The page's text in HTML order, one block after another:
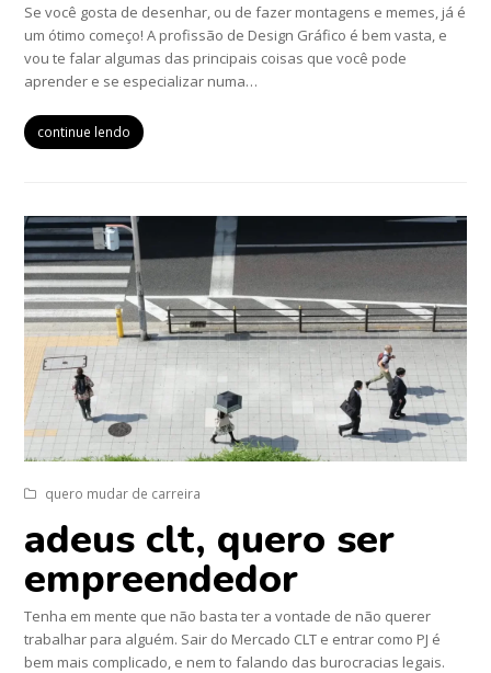
Se você gosta de desenhar, ou de fazer montagens e memes, já é
um ótimo começo! A profissão de Design Gráfico é bem vasta, e
vou te falar algumas das principais coisas que você pode
aprender e se especializar numa…
continue lendo
quero mudar de carreira
adeus clt, quero ser
empreendedor
Tenha em mente que não basta ter a vontade de não querer
trabalhar para alguém. Sair do Mercado CLT e entrar como PJ é
bem mais complicado, e nem to falando das burocracias legais.